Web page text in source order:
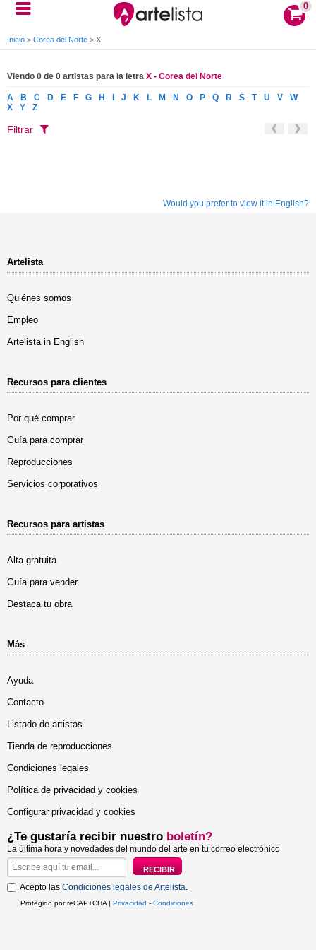
0
Inicio > Corea del Norte > X
Viendo 0 de 0 artistas para la letra X - Corea del Norte
A B C D E F G H J K L M N O P Q R S T U V
W
X
Y Z
Filtrar
Would you prefer to view it in English?
Artelista
Quiénes somos
Empleo
Artelista in English
Recursos para clientes
Por qué comprar
Guía para comprar
Reproducciones
Servicios corporativos
Recursos para artistas
Alta gratuita
Guía para vender
Destaca tu obra
Más
Ayuda
Contacto
Listado de artistas
Tienda de reproducciones
Condiciones legales
Política de privacidad y cookies
Configurar privacidad y cookies
¿Te gustaría recibir nuestro boletín?
La última hora y novedades del mundo del arte en tu correo electrónico
Acepto las Condiciones legales de Artelista.
Protegido por reCAPTCHA | Privacidad - Condiciones